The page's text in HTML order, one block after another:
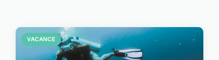
VACANCE